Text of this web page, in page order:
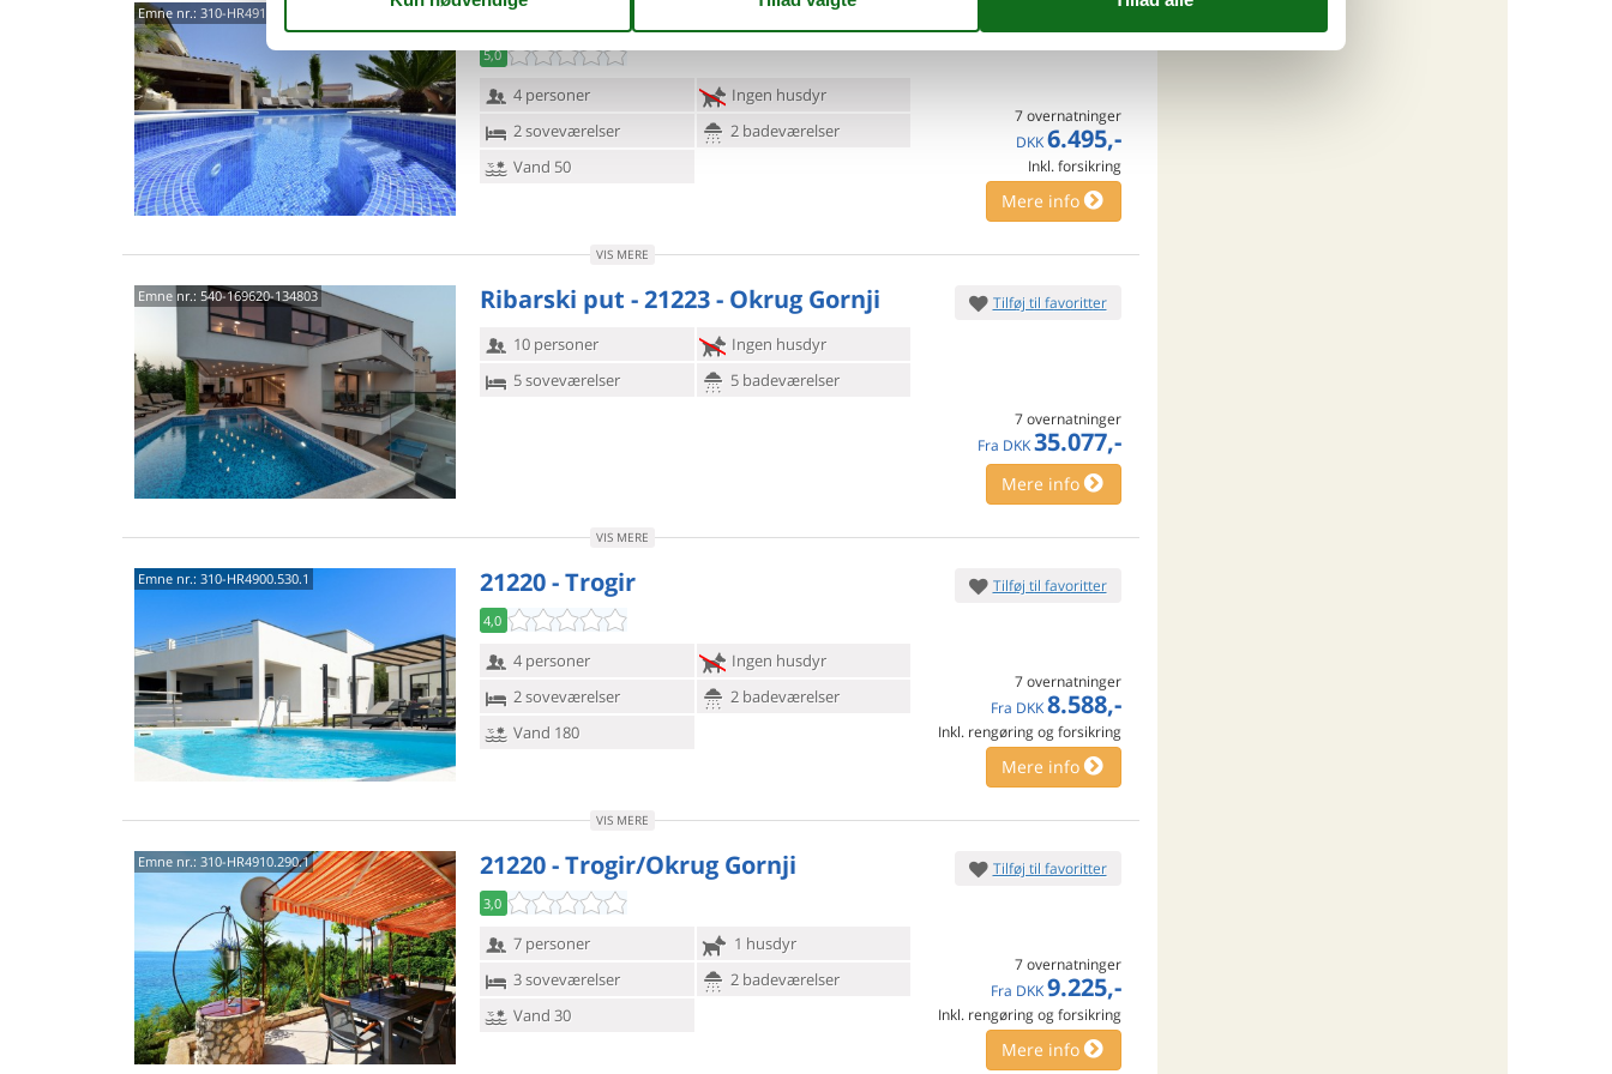
Emne nr.: 310-HR4910.330.7 21223 - Trogir/Okrug Gornji
5,0
4 personer
Ingen husdyr
2 soveværelser
2 badeværelser
Vand 50
7 overnatninger
DKK 6.495,-
Inkl. forsikring
Mere info
VIS MERE
Emne nr.: 540-169620-134803 Ribarski put - 21223 - Okrug Gornji
10 personer
Ingen husdyr
5 soveværelser
5 badeværelser
Tilføj til favoritter
7 overnatninger
Fra DKK 35.077,-
Mere info
VIS MERE
Emne nr.: 310-HR4900.530.1 21220 - Trogir
4,0
4 personer
Ingen husdyr
2 soveværelser
2 badeværelser
Vand 180
Tilføj til favoritter
7 overnatninger
Fra DKK 8.588,-
Inkl. rengøring og forsikring
Mere info
VIS MERE
Emne nr.: 310-HR4910.290.1 21220 - Trogir/Okrug Gornji
3,0
7 personer
1 husdyr
3 soveværelser
2 badeværelser
Vand 30
Tilføj til favoritter
7 overnatninger
Fra DKK 9.225,-
Inkl. rengøring og forsikring
Mere info